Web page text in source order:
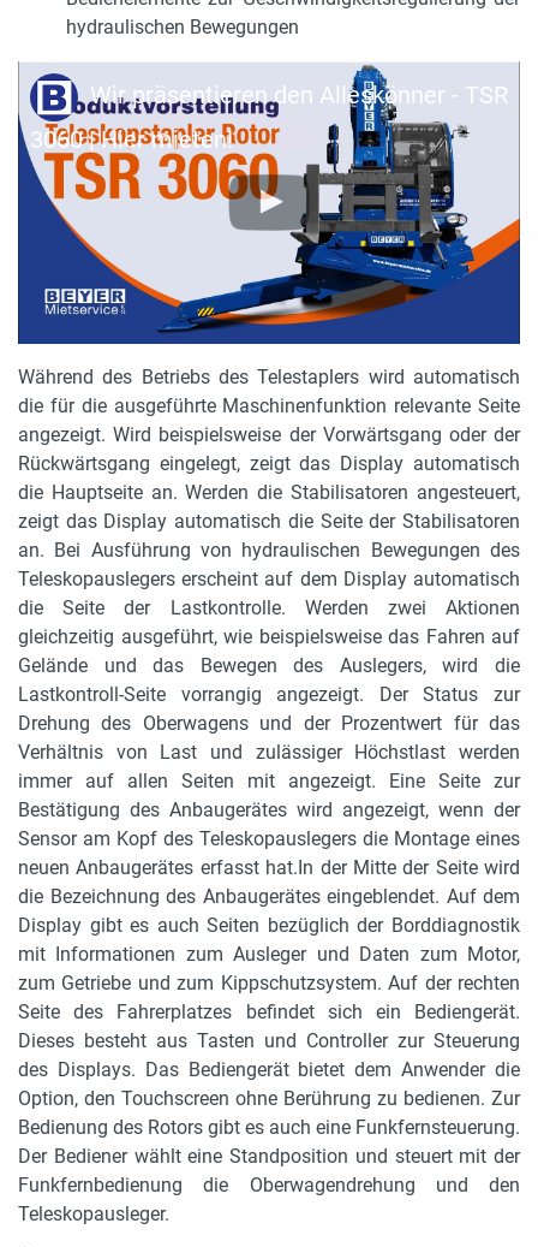
hydraulischen Bewegungen
Wir präsentieren den Alleskönner - TSR
3060 | Hier mieten!
Während des Betriebs des Telestaplers wird automatisch
die für die ausgeführte Maschinenfunktion relevante Seite
angezeigt. Wird beispielsweise der Vorwärtsgang oder der
Rückwärtsgang eingelegt, zeigt das Display automatisch
die Hauptseite an. Werden die Stabilisatoren angesteuert,
zeigt das Display automatisch die Seite der Stabilisatoren
an. Bei Ausführung von hydraulischen Bewegungen des
Teleskopauslegers erscheint auf dem Display automatisch
die Seite der Lastkontrolle. Werden zwei Aktionen
gleichzeitig ausgeführt, wie beispielsweise das Fahren auf
Gelände und das Bewegen des Auslegers, wird die
Lastkontroll-Seite vorrangig angezeigt. Der Status zur
Drehung des Oberwagens und der Prozentwert für das
Verhältnis von Last und zulässiger Höchstlast werden
immer auf allen Seiten mit angezeigt. Eine Seite zur
Bestätigung des Anbaugerätes wird angezeigt, wenn der
Sensor am Kopf des Teleskopauslegers die Montage eines
neuen Anbaugerätes erfasst hat.In der Mitte der Seite wird
die Bezeichnung des Anbaugerätes eingeblendet. Auf dem
Display gibt es auch Seiten bezüglich der Borddiagnostik
mit Informationen zum Ausleger und Daten zum Motor,
zum Getriebe und zum Kippschutzsystem. Auf der rechten
Seite des Fahrerplatzes befindet sich ein Bediengerät.
Dieses besteht aus Tasten und Controller zur Steuerung
des Displays. Das Bediengerät bietet dem Anwender die
Option, den Touchscreen ohne Berührung zu bedienen. Zur
Bedienung des Rotors gibt es auch eine Funkfernsteuerung.
Der Bediener wählt eine Standposition und steuert mit der
Funkfernbedienung die Oberwagendrehung und den
Teleskopausleger.